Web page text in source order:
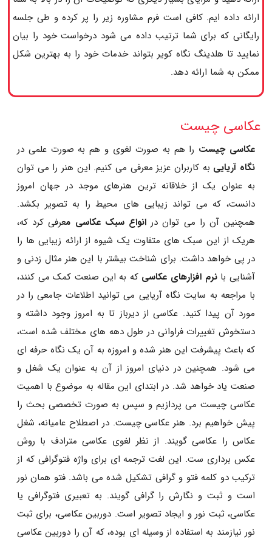
ارائه داده ایم. کافی است فرم مشاوره زیر را پر کرده و طی جلسه
رایگانی که برای شما ترتیب داده می شود درخواست خود را بیان
نمایید تا هلدینگ نگاه کویر بتواند خدمات خود را به بهترین شکل
ممکن به شما ارائه دهد.
عکاسی چیست
عکاسی چیست را هم به صورت لغوی و هم به صورت علمی در
نگاه آریایی به کاربران عزیز معرفی می کنیم. این هنر را می توان
به عنوان یک از خلاقانه ترین هنرهای موجد در جهان امروز
دانست، که می تواند زیبایی های محیط را به تصویر بکشد.
همچنین آن را می توان درانواع سبک عکاسی معرفی کرد که،
هریک از این سبک های متفاوت یک شیوه از ارائه زیبایی ها را
در پی خواهد داشت. برای شناخت بیشتر با این هنر مثال زدنی و
آشنایی بانرم افزارهای عکاسی که به این صنعت کمک می کنند،
با مراجعه به سایت نگاه آریایی می توانید اطلاعات جامعی را در
مورد آن پیدا کنید. عکاسی از دیرباز تا به امروز وجود داشته و
دستخوش تغییرات فراوانی در طول دهه های مختلف شده است،
که باعث پیشرفت این هنر شده و امروزه به آن یک نگاه حرفه ای
می شود. همچنین در دنیای امروز از آن به عنوان یک شغل و
صنعت یاد خواهد شد. در ابتدای این مقاله به موضوع با اهمیت
عکاسی چیست می پردازیم و سپس به صورت تخصصی بحث را
پیش خواهیم برد. هنر عکاسی چیست. در اصطلاح عامیانه، شغل
عکاس را عکاسی گویند. از نظر لغوی عکاسی مترادف با روش
عکس ‌برداری ست. این لغت ترجمه ای برای واژه فتوگرافی که از
ترکیب دو کلمه فتو و گرافی تشکیل شده می باشد. فتو همان نور
است و ثبت و نگارش را گرافی گویند. به تعبیری فتوگرافی یا
عکاسی، ثبت نور و ایجاد تصویر است. دوربین عکاسی، برای ثبت
نور نیازمند به استفاده از وسیله ای بوده، که آن را دوربین عکاسی